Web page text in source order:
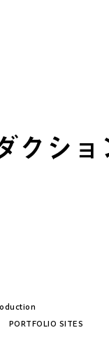
PORTFOLIO SITES
クショ